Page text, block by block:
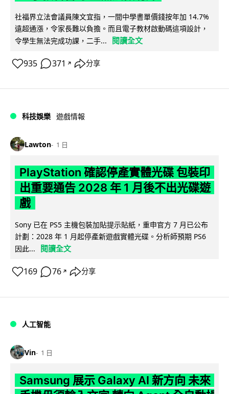
社福界立法會議員陳文宜指，一間中學書單價錢按年加 14.7%
遠超通漲，令家長難以負擔。而且電子教材啟動碼這項設計，
令學生無法完成功課，二手...
閱讀全文
935 371 ↗ 分享
科技娛樂 遊戲情報
Lawton 1 日
PlayStation 確認停產實體光碟 包裝印
出重要通告 2028 年 1 月後不出光碟遊
戲
Sony 已在 PS5 主機包裝加貼提示貼紙，重申官方 7 月已公布
計劃：2028 年 1 月起停產新遊戲實體光碟。分析師預期 PS6
因此...
閱讀全文
169 76 ↗ 分享
人工智能
Vin 1 日
Samsung 展示 Galaxy AI 新方向 未來